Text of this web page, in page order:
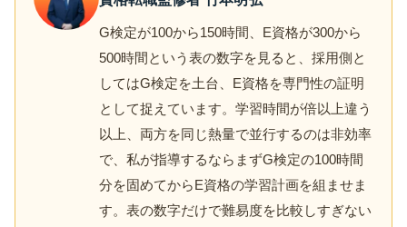
G検定が100から150時間、E資格が300から
500時間という表の数字を見ると、採用側と
してはG検定を土台、E資格を専門性の証明
として捉えています。学習時間が倍以上違う
以上、両方を同じ熱量で並行するのは非効率
で、私が指導するならまずG検定の100時間
分を固めてからE資格の学習計画を組ませま
す。表の数字だけで難易度を比較しすぎない